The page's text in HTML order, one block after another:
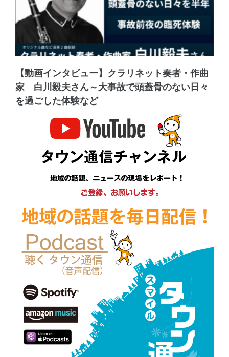
【動画インタビュー】クラリネット奏者・作曲
家 白川毅夫さん～大事故で頭蓋骨のない日々
を過ごした体験など